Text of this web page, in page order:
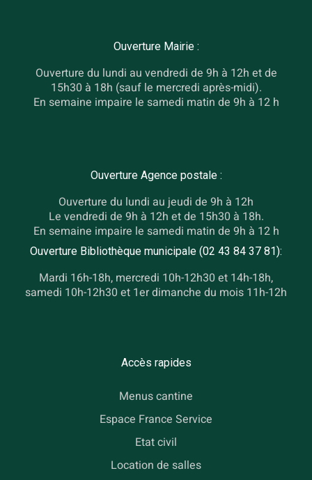
Ouverture Mairie :
Ouverture du lundi au vendredi de 9h à 12h et de
15h30 à 18h (sauf le mercredi après-midi).
En semaine impaire le samedi matin de 9h à 12 h
Ouverture Agence postale :
Ouverture du lundi au jeudi de 9h à 12h
Le vendredi de 9h à 12h et de 15h30 à 18h.
En semaine impaire le samedi matin de 9h à 12 h
Ouverture Bibliothèque municipale (02 43 84 37 81):
Mardi 16h-18h, mercredi 10h-12h30 et 14h-18h,
samedi 10h-12h30 et 1er dimanche du mois 11h-12h
Accès rapides
Menus cantine
Espace France Service
Etat civil
Location de salles